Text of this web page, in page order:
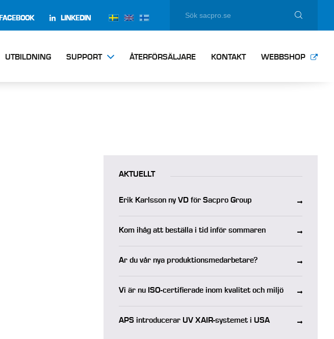
FACEBOOK LINKEDIN
UTBILDNING SUPPORT ÅTERFÖRSÄLJARE KONTAKT WEBBSHOP
AKTUELLT
Erik Karlsson ny VD för Sacpro Group
Kom ihåg att beställa i tid inför sommaren
Är du vår nya produktionsmedarbetare?
Vi är nu ISO-certifierade inom kvalitet och miljö
APS introducerar UV XAIR-systemet i USA